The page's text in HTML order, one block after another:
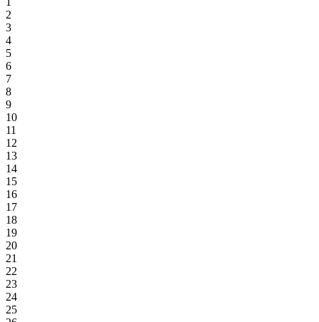
2
3
4
5
6
7
8
9
10
11
12
13
14
15
16
17
18
19
20
21
22
23
24
25